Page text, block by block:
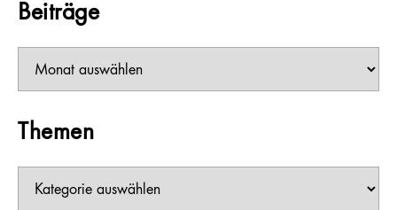
Beiträge
Themen